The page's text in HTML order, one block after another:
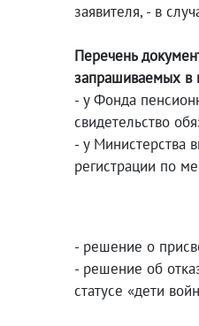
заявителя, - в
Перечень
запрашиваемых в
- у Фонда
свидетельство
- у Министерства
регистрации по
- решение о
- решение об
статусе «дети